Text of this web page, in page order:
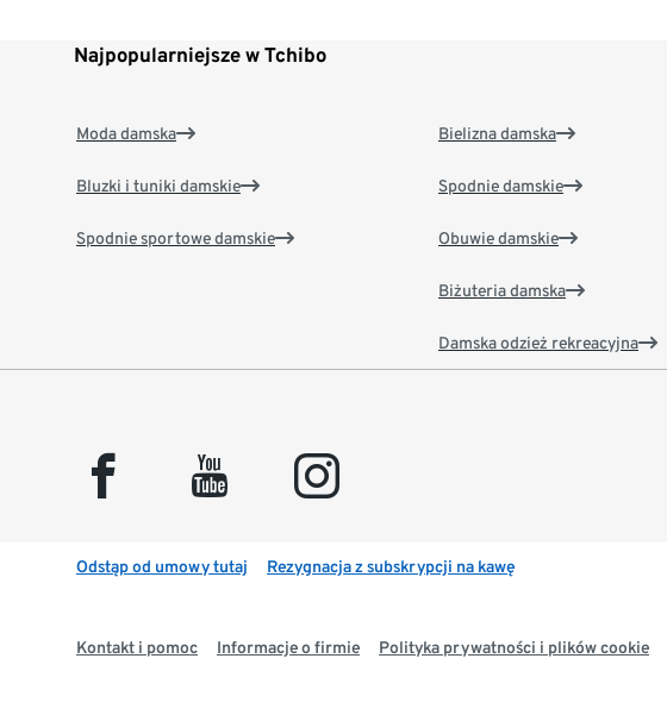
Najpopularniejsze w Tchibo
Moda damska
Bluzki i tuniki damskie
Spodnie sportowe damskie
Bielizna damska
Spodnie damskie
Obuwie damskie
Biżuteria damska
Damska odzież rekreacyjna
facebook youtube instagram
Odstąp od umowy tutaj Rezygnacja z subskrypcji na kawę
Kontakt i pomoc Informacje o firmie Polityka prywatności i plików cookie